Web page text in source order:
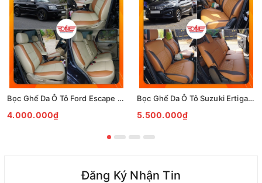
Bọc Ghế Da Ô Tô Ford Escape tại Biên Hoà
4.000.000₫
Bọc Ghế Da Ô Tô Suzuki Ertiga 2019, 2022 tại Biên Hoà
5.500.000₫
Đăng Ký Nhận Tin